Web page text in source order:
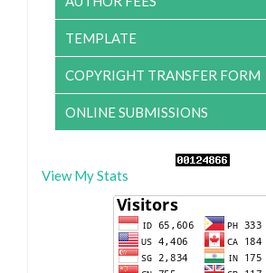
TEMPLATE
COPYRIGHT TRANSFER FORM
ONLINE SUBMISSIONS
View My Stats